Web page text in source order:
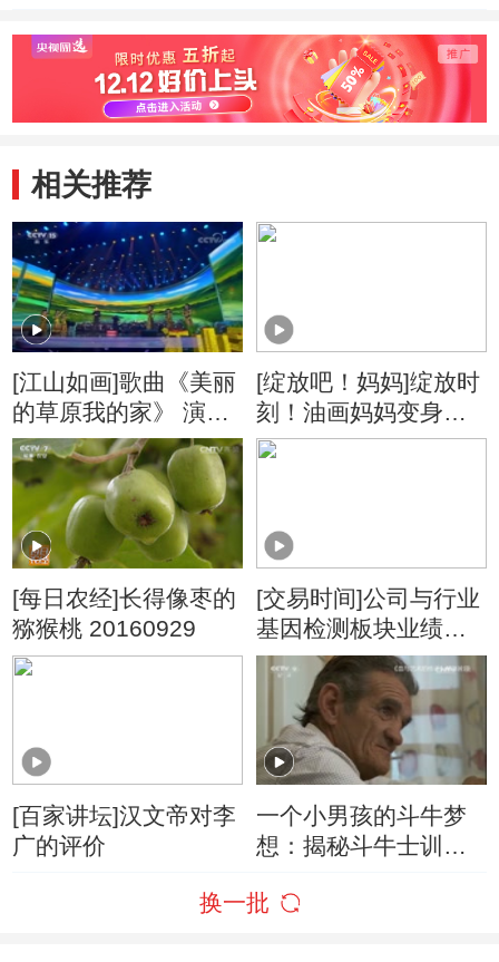
相关推荐
[江山如画]歌曲《美丽
的草原我的家》 演
唱：阿云嘎
[绽放吧！妈妈]绽放时
刻！油画妈妈变身艺
术女神
[每日农经]长得像枣的
猕猴桃 20160929
[交易时间]公司与行业
基因检测板块业绩加
速增长 投融资日趋活
[百家讲坛]汉文帝对李
广的评价
一个小男孩的斗牛梦
想：揭秘斗牛士训练
换一批